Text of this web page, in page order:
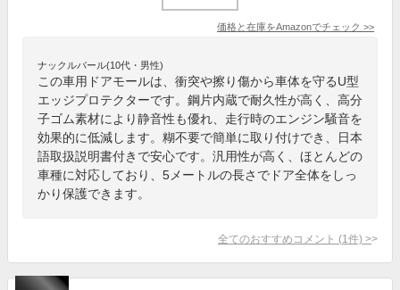
価格と在庫をAmazonでチェック >>
ナックルバール(10代・男性)
この車用ドアモールは、衝突や擦り傷から車体を守るU型
エッジプロテクターです。鋼片内蔵で耐久性が高く、高分
子ゴム素材により静音性も優れ、走行時のエンジン騒音を
効果的に低減します。糊不要で簡単に取り付けでき、日本
語取扱説明書付きで安心です。汎用性が高く、ほとんどの
車種に対応しており、5メートルの長さでドア全体をしっ
かり保護できます。
全てのおすすめコメント (1 件) >